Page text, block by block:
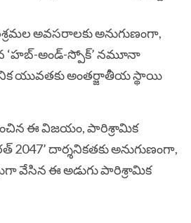
అవసరాలకు అనుగుణంగా,
‘హబ్-అండ్-స్పోక్’ నమూనా
యువతకు అంతర్జాతీయ స్థాయి
ఈ విజయం, పారిశ్రామిక
దార్శనికతకు అనుగుణంగా,
వేసిన ఈ అడుగు పారిశ్రామిక